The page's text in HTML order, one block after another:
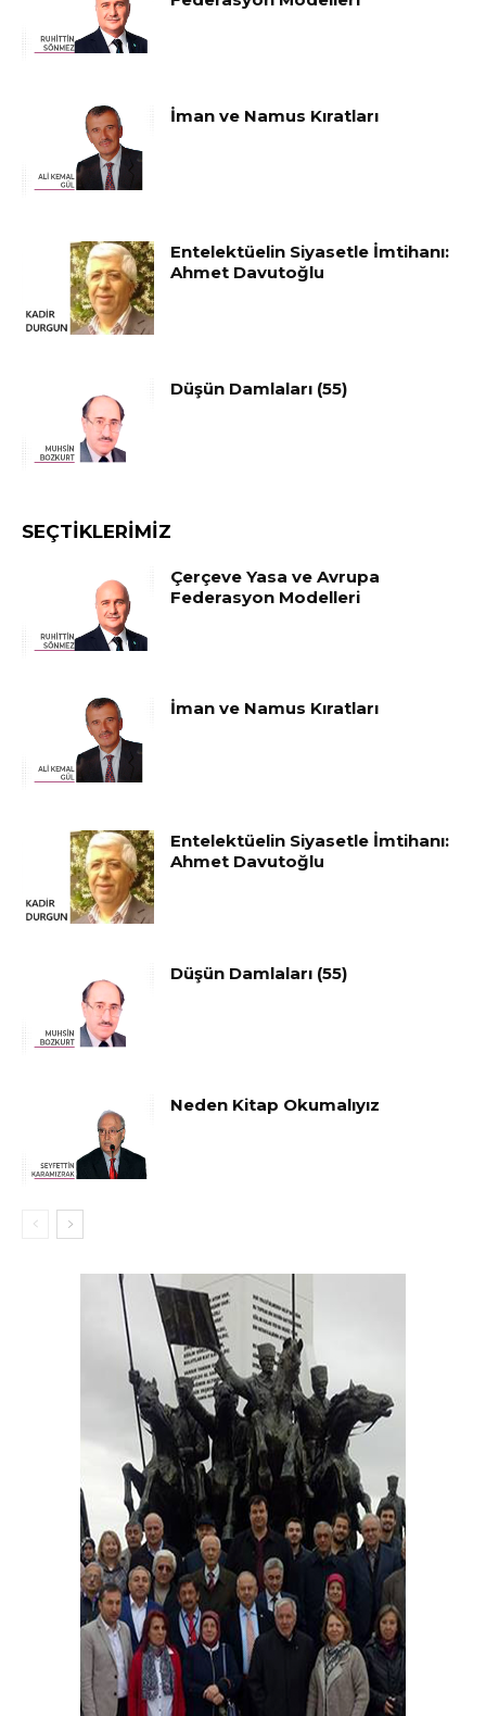
İman ve Namus Kıratları
Entelektüelin Siyasetle İmtihanı:
Ahmet Davutoğlu
Düşün Damlaları (55)
SEÇTIKLERIMIZ
Çerçeve Yasa ve Avrupa
Federasyon Modelleri
İman ve Namus Kıratları
Entelektüelin Siyasetle İmtihanı:
Ahmet Davutoğlu
Düşün Damlaları (55)
Neden Kitap Okumalıyız